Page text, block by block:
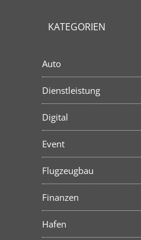
KATEGORIEN
Auto
Dienstleistung
Digital
Event
Flugzeugbau
Finanzen
Hafen